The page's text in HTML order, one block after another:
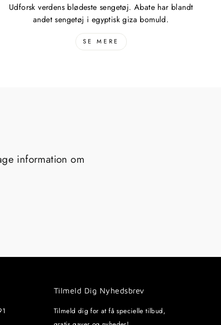
Udforsk verdens blødeste sengetøj. Abate har blandt
andet sengetøj i egyptisk giza bomuld.
SE MERE
information om
Tilmeld Dig Nyhedsbrev
Tilmeld dig for at få specielle tilbud,